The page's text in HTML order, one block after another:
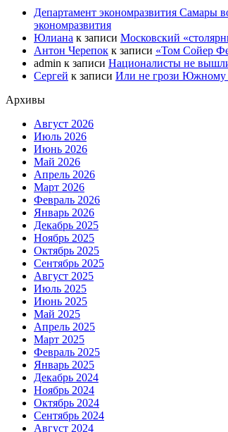
Департамент экономразвития Самары
экономразвития
Юлиана к записи Московский
Антон Черепок к записи «Том Сойер
admin к записи Националисты не
Сергей к записи Или не грози Южному
Архивы
Август 2026
Июль 2026
Июнь 2026
Май 2026
Апрель 2026
Март 2026
Февраль 2026
Январь 2026
Декабрь 2025
Ноябрь 2025
Октябрь 2025
Сентябрь 2025
Август 2025
Июль 2025
Июнь 2025
Май 2025
Апрель 2025
Март 2025
Февраль 2025
Январь 2025
Декабрь 2024
Ноябрь 2024
Октябрь 2024
Сентябрь 2024
Август 2024